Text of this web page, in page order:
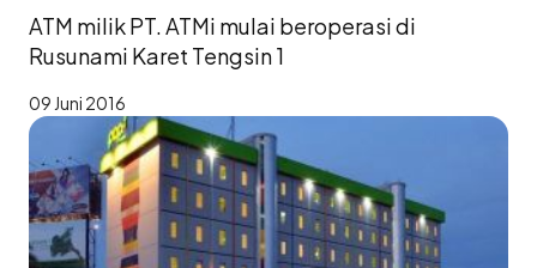
ATM milik PT. ATMi mulai beroperasi di
Rusunami Karet Tengsin 1
09 Juni 2016